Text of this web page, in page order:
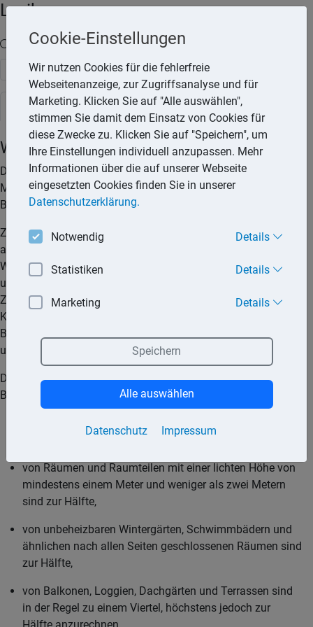
Lexika
Volltext-Suche in den Lexika
Suchen
Rechtslexikon
Wohnfläche der Mietwohnung
Die Wohnfläche ist Grundlage für die vom Mieter zu zahlende
Miete, für Mieterhöhungen und für die Abrechnung der
Betriebskosten.
Zur Wohnfläche gehören die Grundflächen der Räume, die
ausschließlich zu dieser Wohnung gehören, auch
Wintergärten, Schwimmbäder, Balkone, Loggien, Dachgärten
und Terrassen. Nicht zur Wohnfläche gehören insbesondere
Zubehörräume wie Kellerräume, Abstellräume und
Kellerzusatzräume außerhalb der Wohnung, Waschküchen,
Bodenräume, Trockenräume, Heizungsräume und Garagen
und Gemeinschaftsräume.
Die Grundfläche ist nach den lichten Maßen zwischen den
Bauteilen zu ermitteln. Die Grundflächen
von Räumen und Raumteilen mit einer lichten Höhe von
mindestens zwei Metern sind vollständig,
von Räumen und Raumteilen mit einer lichten Höhe von
mindestens einem Meter und weniger als zwei Metern
sind zur Hälfte,
von unbeheizbaren Wintergärten, Schwimmbädern und
ähnlichen nach allen Seiten geschlossenen Räumen sind
zur Hälfte,
von Balkonen, Loggien, Dachgärten und Terrassen sind
in der Regel zu einem Viertel, höchstens jedoch zur
Cookie-Einstellungen
Wir nutzen Cookies für die fehlerfreie
Webseitenanzeige, zur Zugriffsanalyse und für
Marketing. Klicken Sie auf "Alle auswählen",
stimmen Sie damit dem Einsatz von Cookies für
diese Zwecke zu. Klicken Sie auf "Speichern", um
Ihre Einstellungen individuell anzupassen. Mehr
Informationen über die auf unserer Webseite
eingesetzten Cookies finden Sie in unserer
Datenschutzerklärung.
Notwendig Details
Statistiken Details
Marketing Details
Datenschutz Impressum
Speichern
Alle auswählen